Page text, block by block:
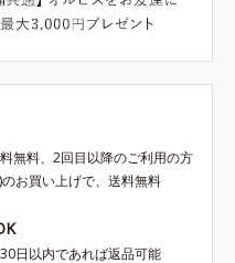
無料、2回目以降のご利用の方
お買い上げで、送料無料
日以内であれば返品可能